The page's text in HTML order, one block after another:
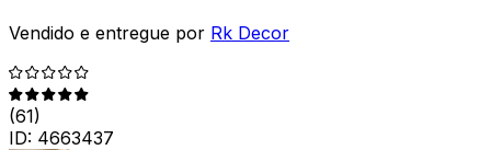
Vendido e entregue por Rk Decor
(61)
ID: 4663437